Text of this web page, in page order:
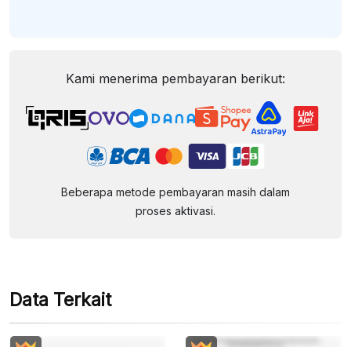
Kami menerima pembayaran berikut:
Beberapa metode pembayaran masih dalam
proses aktivasi.
Data Terkait